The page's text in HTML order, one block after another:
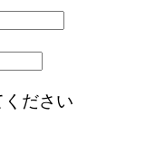
ださい